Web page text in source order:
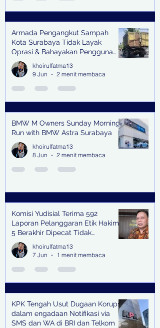
Armada Pengangkut Sampah
Kota Surabaya Tidak Layak
Oprasi & Bahayakan Pengguna
Jalan
khoirulfatma13
9 Jun
2 menit membaca
BMW M Owners Sunday Morning
Run with BMW Astra Surabaya
khoirulfatma13
8 Jun
2 menit membaca
Komisi Yudisial Terima 592
Laporan Pelanggaran Etik Hakim,
5 Berakhir Dipecat Tidak
Terhormat
khoirulfatma13
7 Jun
1 menit membaca
KPK Tengah Usut Dugaan Korupsi
dalam engadaan Notifikasi via
SMS dan WA di BRI dan Telkom